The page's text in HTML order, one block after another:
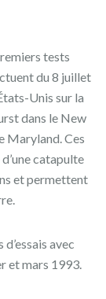
tests
du 8 juillet
Unis sur la
dans le New
Maryland. Ces
catapulte
et permettent
avec
et mars 1993.